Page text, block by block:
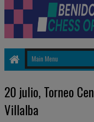
20 julio, Torneo
Villalba